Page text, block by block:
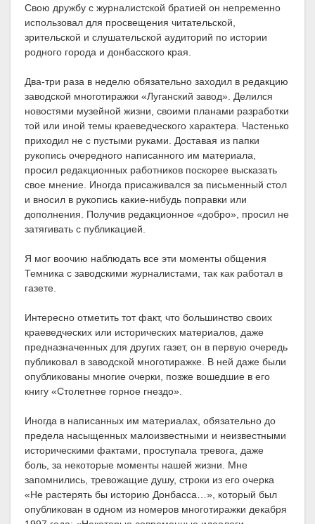
Свою дружбу с журналистской братией он непременно
использовал для просвещения читательской,
зрительской и слушательской аудиторий по истории
родного города и донбасского края.
Два-три раза в неделю обязательно заходил в редакцию
заводской многотиражки «Луганский завод». Делился
новостями музейной жизни, своими планами разработки
той или иной темы краеведческого характера. Частенько
приходил не с пустыми руками. Доставая из папки
рукопись очередного написанного им материала,
просил редакционных работников поскорее высказать
свое мнение. Иногда присаживался за письменный стол
и вносил в рукопись какие-нибудь поправки или
дополнения. Получив редакционное «добро», просил не
затягивать с публикацией.
Я мог воочию наблюдать все эти моменты общения
Темника с заводскими журналистами, так как работал в
газете.
Интересно отметить тот факт, что большинство своих
краеведческих или исторических материалов, даже
предназначенных для других газет, он в первую очередь
публиковал в заводской многотиражке. В ней даже были
опубликованы многие очерки, позже вошедшие в его
книгу «Столетнее горное гнездо».
Иногда в написанных им материалах, обязательно до
предела насыщенных малоизвестными и неизвестными
историческими фактами, проступала тревога, даже
боль, за некоторые моменты нашей жизни. Мне
запомнились, тревожащие душу, строки из его очерка
«Не растерять бы историю Донбасса…», который был
опубликован в одном из номеров многотиражки декабря